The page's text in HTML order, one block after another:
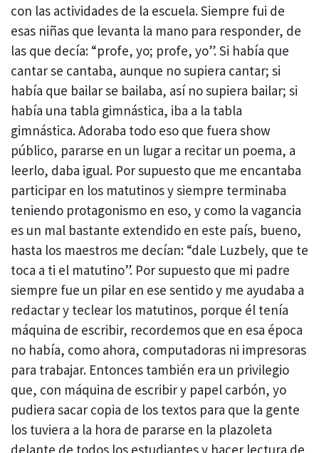
con las actividades de la escuela. Siempre fui de
esas niñas que levanta la mano para responder, de
las que decía: “profe, yo; profe, yo”. Si había que
cantar se cantaba, aunque no supiera cantar; si
había que bailar se bailaba, así no supiera bailar; si
había una tabla gimnástica, iba a la tabla
gimnástica. Adoraba todo eso que fuera show
público, pararse en un lugar a recitar un poema, a
leerlo, daba igual. Por supuesto que me encantaba
participar en los matutinos y siempre terminaba
teniendo protagonismo en eso, y como la vagancia
es un mal bastante extendido en este país, bueno,
hasta los maestros me decían: “dale Luzbely, que te
toca a ti el matutino”. Por supuesto que mi padre
siempre fue un pilar en ese sentido y me ayudaba a
redactar y teclear los matutinos, porque él tenía
máquina de escribir, recordemos que en esa época
no había, como ahora, computadoras ni impresoras
para trabajar. Entonces también era un privilegio
que, con máquina de escribir y papel carbón, yo
pudiera sacar copia de los textos para que la gente
los tuviera a la hora de pararse en la plazoleta
delante de todos los estudiantes y hacer lectura de